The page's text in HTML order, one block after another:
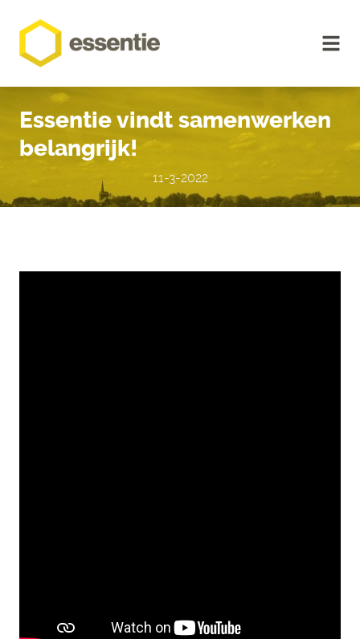
Essentie vindt samenwerken
belangrijk!
11-3-2022